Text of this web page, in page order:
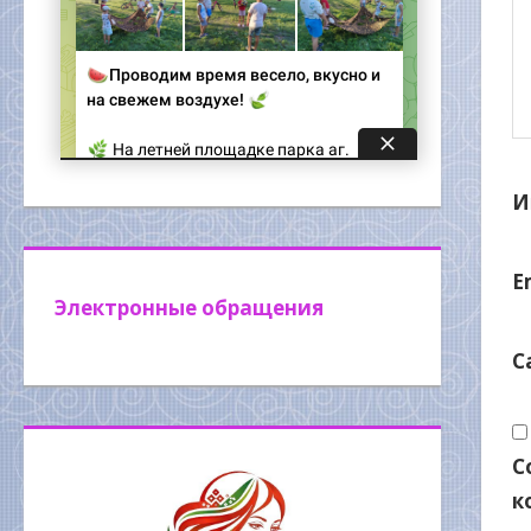
Электронные обращения